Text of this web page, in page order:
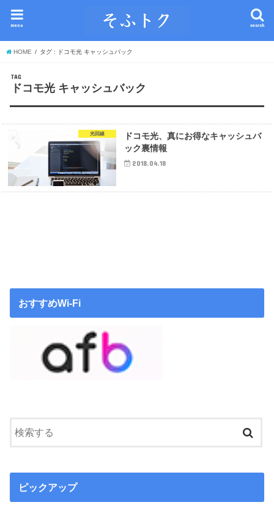
search
menu
HOME タグ : ドコモ光 キャッシュバック
TAG
ドコモ光 キャッシュバック
光回線
ドコモ光、真にお得なキャッシュバ
ック裏情報
2018.04.18
おすすめWi-Fi
ピックアップ